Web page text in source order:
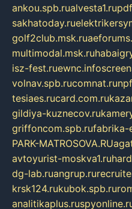
ankou.spb.rualvesta1.ru
sakhatoday.ru
golf2club.msk.ru
multimodal.msk.ru
isz-fest.ruewnc.info
volnav.spb.rucomnat.ru
tesiaes.rucard.com.ru
gildiya-kuznecov.ru
griffoncom.spb.rufabrika-
PARK-MATROSOVA.RU
avtoyurist-moskva1.ru
dg-lab.ruangrup.ru
krsk124.rukubok.spb.ru
analitikaplus.ru